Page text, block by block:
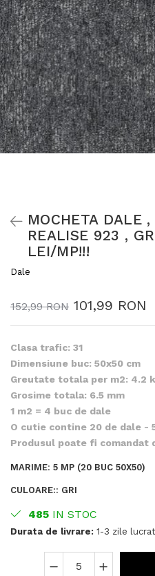
MOCHETA DALE
REALISE 923 ,
LEI/MP!!!
Dale
152,99 RON 101,99 RON
Clasa trafic: 31
Dimensiune buc: 50x50 cm
Greutate totala per m2: 4.2
Grosime totala: 6.5 mm
1 m2 = 4 buc de dale
O cutie contine 20 de dale -
Produsul poate fi comandat
MARIME: 5 MP (20 BUC 50X50)
CULOARE:: GRI
485 IN STOC
Durata de livrare: 1-3 zile